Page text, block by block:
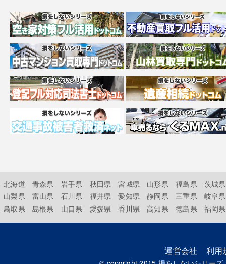
北海道 青森県 岩手県 秋田県 宮城県 山形県 福島県
茨城県
山梨県
富山県 石川県 福井県 愛知県 静岡県 三重県
岐阜県
鳥取県
島根県 山口県 愛媛県 香川県 高知県 徳島県 福岡県
運営会社 利用